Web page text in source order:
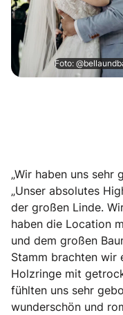
Foto:
„Wir haben uns sehr
„Unser absolutes
der großen Linde.
haben die Location
und dem großen
Stamm brachten wir
Holzringe mit
fühlten uns sehr
wunderschön und